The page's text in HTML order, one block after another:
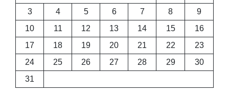
3
4 5 6 7 8
9
10
11 12 13 14 15
16
17
18 19 20 21 22
23
24
25 26 27 28 29
30
31